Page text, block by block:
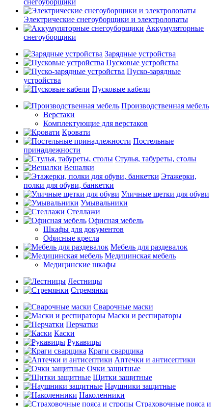
снегоуборщики
Электрические снегоуборщики и электролопаты
Аккумуляторные
снегоуборщики
Зарядные устройства
Пусковые устройства
Пуско-зарядные
устройства
Пусковые кабели
Производственная мебель
Верстаки
Комплектующие для верстаков
Кровати
Постельные
принадлежности
Стулья, табуреты, столы
Вешалки
Этажерки,
полки для обуви, банкетки
Уличные щетки для обуви
Умывальники
Стеллажи
Офисная мебель
Шкафы для документов
Офисные кресла
Мебель для раздевалок
Медицинская мебель
Медицинские шкафы
Лестницы
Стремянки
Сварочные маски
Маски и респираторы
Перчатки
Каски
Рукавицы
Краги сварщика
Аптечки и антисептики
Очки защитные
Щитки защитные
Наушники защитные
Наколенники
Страховочные пояса и